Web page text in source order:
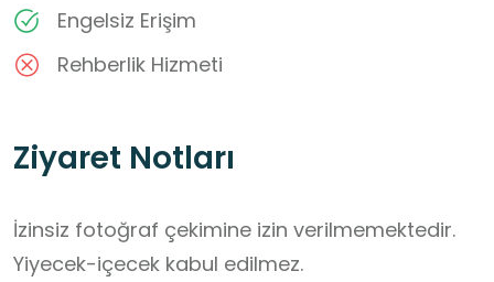
Engelsiz Erişim
Rehberlik Hizmeti
Ziyaret Notları
İzinsiz fotoğraf çekimine izin verilmemektedir.
Yiyecek-içecek kabul edilmez.